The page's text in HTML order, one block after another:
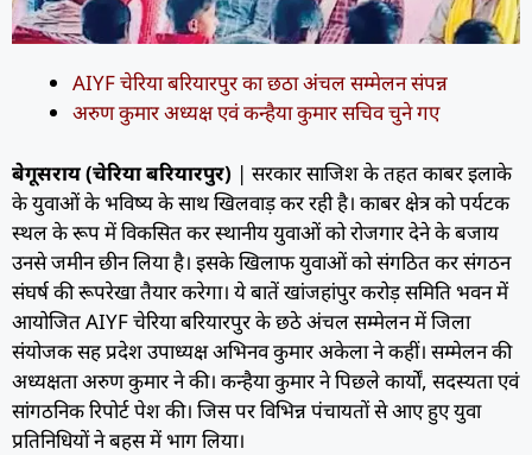
AIYF चेरिया बरियारपुर का छठा अंचल सम्मेलन संपन्न
अरुण कुमार अध्यक्ष एवं कन्हैया कुमार सचिव चुने गए
बेगूसराय (चेरिया बरियारपुर) | सरकार साजिश के तहत काबर इलाके
के युवाओं के भविष्य के साथ खिलवाड़ कर रही है। काबर क्षेत्र को पर्यटक
स्थल के रूप में विकसित कर स्थानीय युवाओं को रोजगार देने के बजाय
उनसे जमीन छीन लिया है। इसके खिलाफ युवाओं को संगठित कर संगठन
संघर्ष की रूपरेखा तैयार करेगा। ये बातें खांजहांपुर करोड़ समिति भवन में
आयोजित AIYF चेरिया बरियारपुर के छठे अंचल सम्मेलन में जिला
संयोजक सह प्रदेश उपाध्यक्ष अभिनव कुमार अकेला ने कहीं। सम्मेलन की
अध्यक्षता अरुण कुमार ने की। कन्हैया कुमार ने पिछले कार्यों, सदस्यता एवं
सांगठनिक रिपोर्ट पेश की। जिस पर विभिन्न पंचायतों से आए हुए युवा
प्रतिनिधियों ने बहस में भाग लिया।